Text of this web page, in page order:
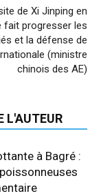
de Xi Jinping en
fait progresser les
et la défense de
(ministre
chinois des AE)
L'AUTEUR
à Bagré :